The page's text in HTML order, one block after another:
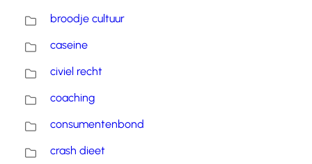
broodje cultuur
caseine
civiel recht
coaching
consumentenbond
crash dieet